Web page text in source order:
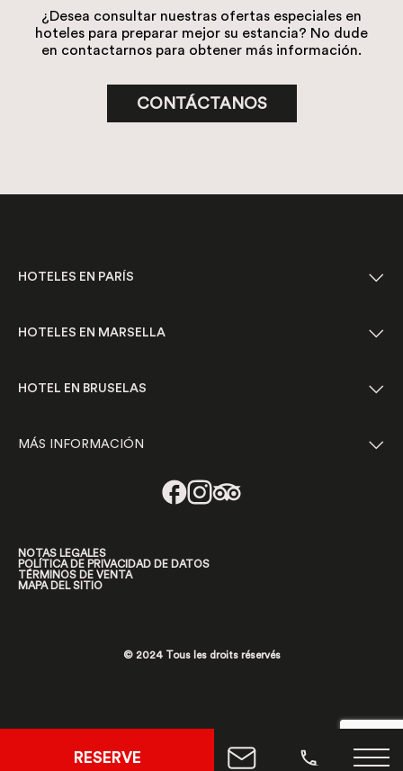
RESERVE
¿Desea consultar nuestras ofertas especiales en
hoteles para preparar mejor su estancia? No dude
en contactarnos para obtener más información.
CONTÁCTANOS
HOTELES EN PARÍS
HOTELES EN MARSELLA
HOTEL EN BRUSELAS
MÁS INFORMACIÓN
© 2024 Tous les droits réservés
NOTAS LEGALES
POLÍTICA DE PRIVACIDAD DE DATOS
TÉRMINOS DE VENTA
MAPA DEL SITIO